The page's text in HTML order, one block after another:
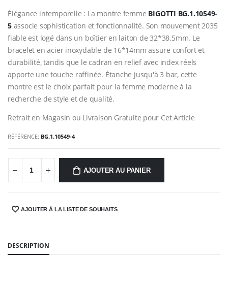
Élégance intemporelle : La montre femme BIGOTTI BG.1.10549-
5associe sophistication et fonctionnalité. Son mouvement 2035
fiable est logé dans un boîtier en laiton de 32*38.5mm. Le
bracelet en acier inoxydable de 16*14mm assure confort et
durabilité, tandis que le cadran en relief avec index réels
apporte une touche raffinée. Étanche jusqu'à 3 bar, cette
montre est le choix parfait pour la femme moderne à la
recherche de style et de qualité.
Retrait en Magasin ou Livraison Gratuite pour Cet Article
RÉFÉRENCE: BG.1.10549-4
AJOUTER AU PANIER
SHARE:AJOUTER À LA LISTE DE SOUHAITS
DESCRIPTION